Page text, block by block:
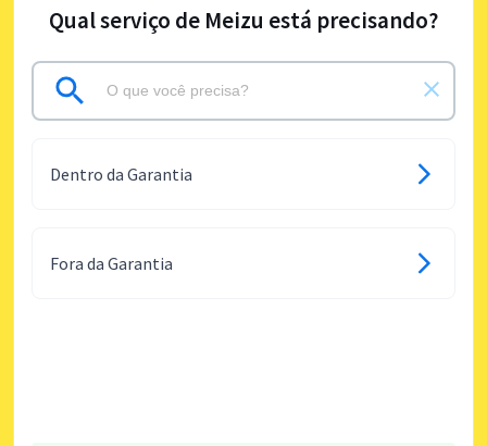
Qual serviço de Meizu está precisando?
Dentro da Garantia
Fora da Garantia